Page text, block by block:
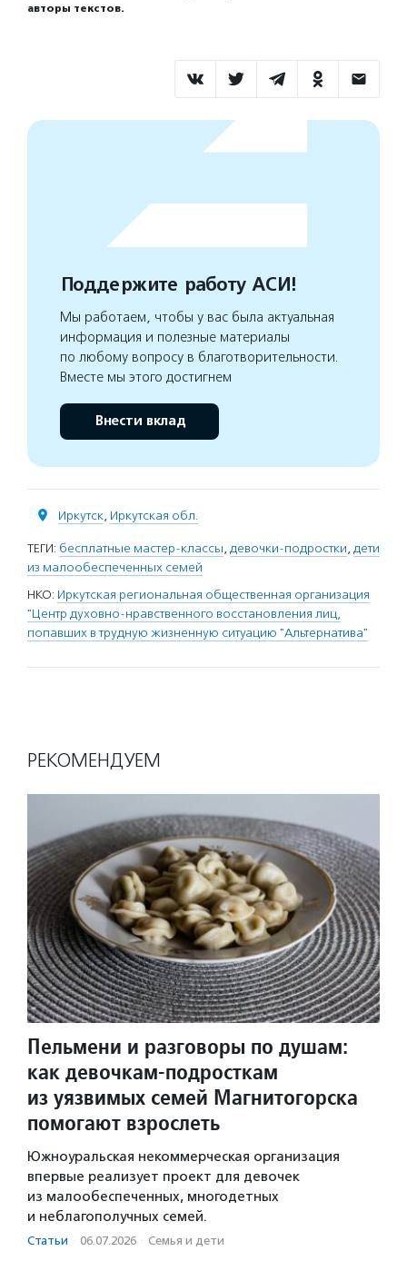
авторы текстов.
Поддержите работу АСИ!
Мы работаем, чтобы у вас была актуальная
информация и полезные материалы
по любому вопросу в благотворительности.
Вместе мы этого достигнем
Внести вклад
Иркутск, Иркутская обл.
ТЕГИ: бесплатные мастер-классы, девочки-подростки, дети
из малообеспеченных семей
НКО: Иркутская региональная общественная организация
"Центр духовно-нравственного восстановления лиц,
попавших в трудную жизненную ситуацию "Альтернатива"
РЕКОМЕНДУЕМ
Пельмени и разговоры по душам:
как девочкам-подросткам
из уязвимых семей Магнитогорска
помогают взрослеть
Южноуральская некоммерческая организация
впервые реализует проект для девочек
из малообеспеченных, многодетных
и неблагополучных семей.
Статьи · 06.07.2026 · Семья и дети